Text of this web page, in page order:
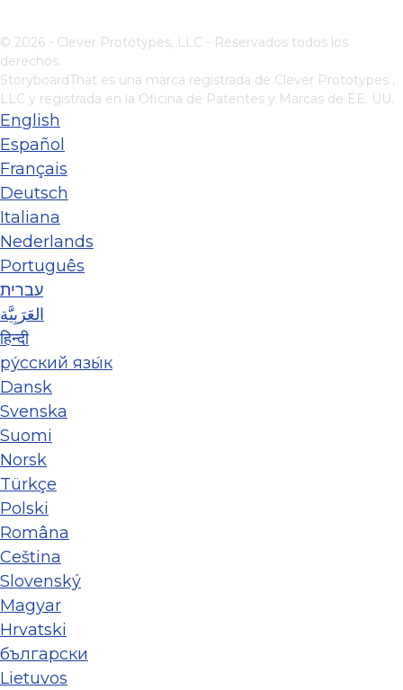
© 2026 - Clever Prototypes, LLC - Reservados todos los
derechos.
StoryboardThat es una marca registrada de Clever Prototypes ,
LLC y registrada en la Oficina de Patentes y Marcas de EE. UU.
English
Español
Français
Deutsch
Italiana
Nederlands
Português
עברית
العَرَبِيَّة
हिन्दी
ру́сский язы́к
Dansk
Svenska
Suomi
Norsk
Türkçe
Polski
Româna
Ceština
Slovenský
Magyar
Hrvatski
български
Lietuvos